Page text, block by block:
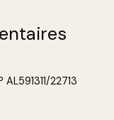
22713